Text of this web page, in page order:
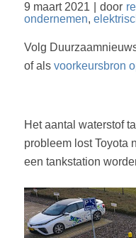
9 maart 2021 door
ondernemen,
Volg
of als voorkeursbron
Het aantal waterstof
probleem lost Toyota
een tankstation